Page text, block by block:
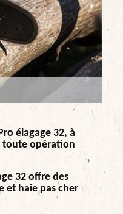
élagage 32, à
toute opération
32 offre des
et haie pas cher